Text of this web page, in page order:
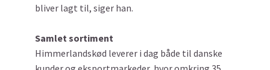
bliver lagt til, siger han.
Samlet sortiment
Himmerlandskød leverer i dag både til danske